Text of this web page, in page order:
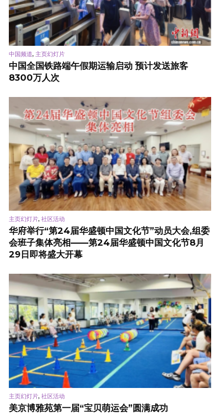
中国频道, 主页幻灯片
中国全国铁路端午假期运输启动 预计发送旅客
8300万人次
主页幻灯片, 社区活动
华府举行“第24届华盛顿中国文化节”动员大会,组委
会班子集体亮相——第24届华盛顿中国文化节8月
29日即将盛大开幕
主页幻灯片, 社区活动
美京博雅苑第一届“宝贝萌运会”圆满成功